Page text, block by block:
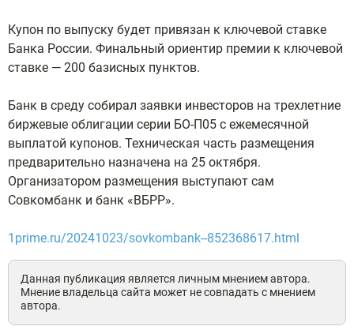
Купон по выпуску будет привязан к ключевой ставке
Банка России. Финальный ориентир премии к ключевой
ставке — 200 базисных пунктов.
Банк в среду собирал заявки инвесторов на трехлетние
биржевые облигации серии БО-П05 с ежемесячной
выплатой купонов. Техническая часть размещения
предварительно назначена на 25 октября.
Организатором размещения выступают сам
Совкомбанк и банк «ВБРР».
1prime.ru/20241023/sovkombank--852368617.html
Данная публикация является личным мнением автора.
Мнение владельца сайта может не совпадать с мнением
автора.